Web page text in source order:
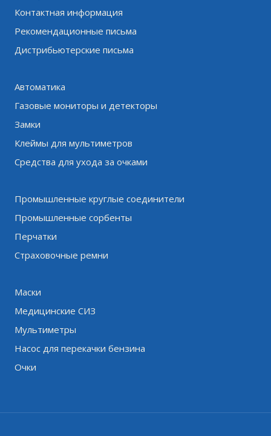
Контактная информация
Рекомендационные письма
Дистрибьютерские письма
Автоматика
Газовые мониторы и детекторы
Замки
Клеймы для мультиметров
Средства для ухода за очками
Промышленные круглые соединители
Промышленные сорбенты
Перчатки
Страховочные ремни
Маски
Медицинские СИЗ
Мультиметры
Насос для перекачки бензина
Очки